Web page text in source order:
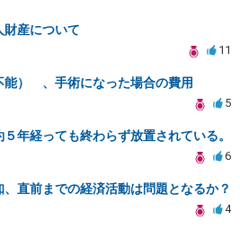
財産について
11
） 、手術になった場合の費用
5
年経っても終わらず放置されている。
6
直前までの経済活動は問題となるか？
4